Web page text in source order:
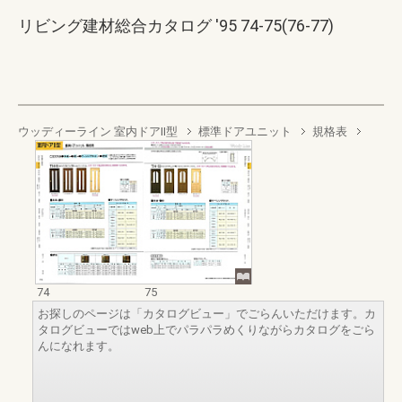
リビング建材総合カタログ '95 74-75(76-77)
ウッディーライン 室内ドアII型 標準ドアユニット 規格表
74
75
お探しのページは「カタログビュー」でごらんいただけます。カ
タログビューではweb上でパラパラめくりながらカタログをごら
んになれます。